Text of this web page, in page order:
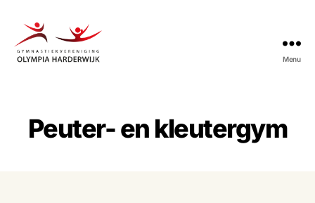
Menu
Peuter- en kleutergym